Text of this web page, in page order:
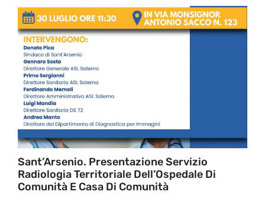
Sant’Arsenio. Presentazione Servizio
Radiologia Territoriale Dell’Ospedale Di
Comunità E Casa Di Comunità